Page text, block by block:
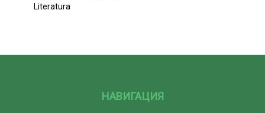
Literatura
НАВИГАЦИЯ